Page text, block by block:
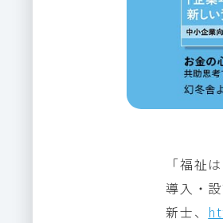
「福祉
導入・
新士、